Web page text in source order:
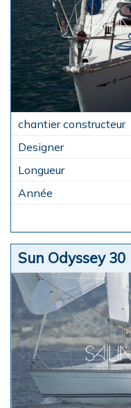
Sun Odyssey 30